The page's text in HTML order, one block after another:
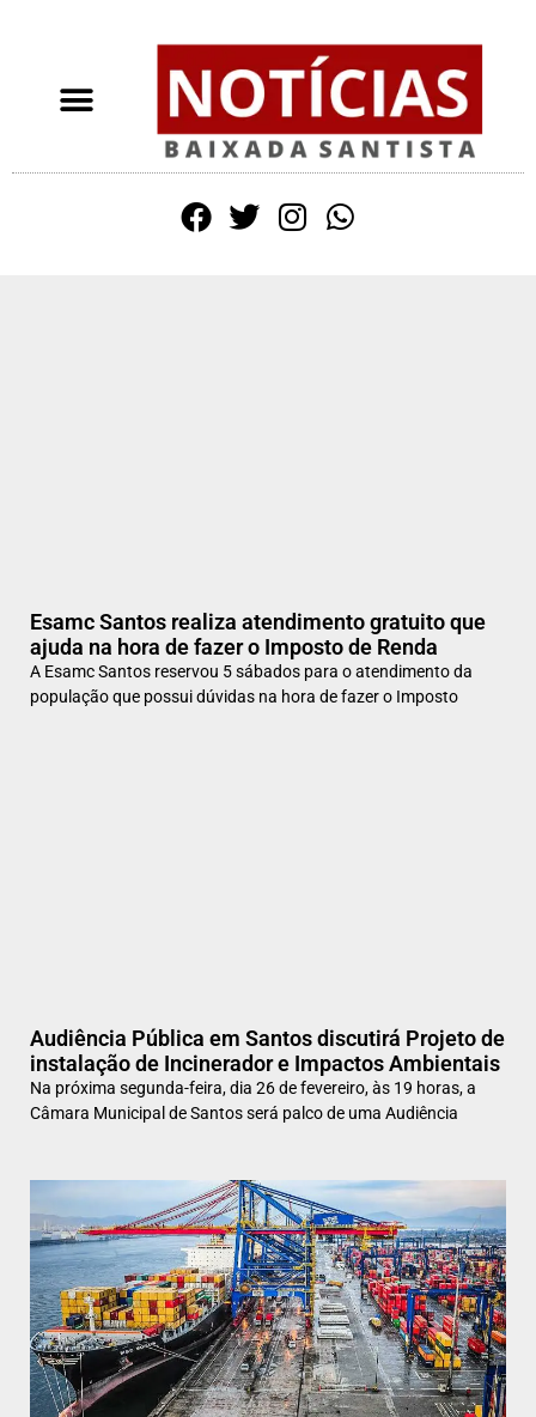
Esamc Santos realiza atendimento gratuito que
ajuda na hora de fazer o Imposto de Renda
A Esamc Santos reservou 5 sábados para o atendimento da
população que possui dúvidas na hora de fazer o Imposto
Audiência Pública em Santos discutirá Projeto de
instalação de Incinerador e Impactos Ambientais
Na próxima segunda-feira, dia 26 de fevereiro, às 19 horas, a
Câmara Municipal de Santos será palco de uma Audiência